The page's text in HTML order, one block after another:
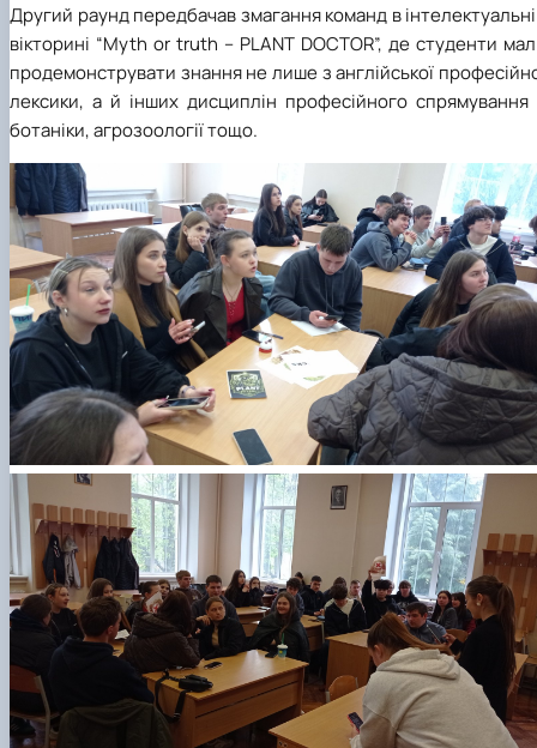
Другий раунд передбачав змагання команд в
вікторині “Myth or truth – PLANT DOCTOR”, де студенти
продемонструвати знання не лише з англійської
лексики, а й інших дисциплін професійного спрямування
ботаніки, агрозоології тощо.